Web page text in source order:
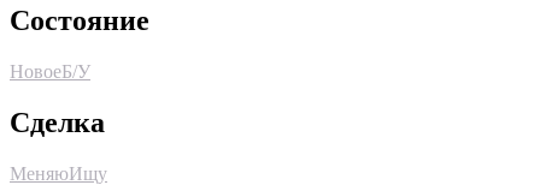
Состояние
НовоеБ/У
Сделка
МеняюИщу